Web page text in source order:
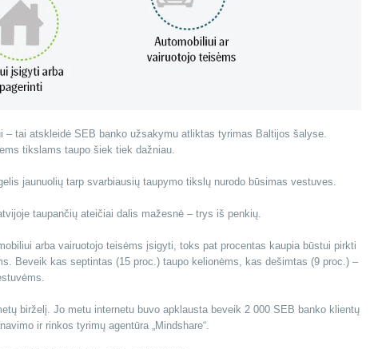
– tai atskleidė SEB banko užsakymu atliktas tyrimas Baltijos šalyse.
tikslams taupo šiek tiek dažniau.
jaunuolių tarp svarbiausių taupymo tikslų nurodo būsimas vestuves.
taupančių ateičiai dalis mažesnė – trys iš penkių.
arba vairuotojo teisėms įsigyti, toks pat procentas kaupia būstui pirkti
Beveik kas septintas (15 proc.) taupo kelionėms, kas dešimtas (9 proc.) –
birželį. Jo metu internetu buvo apklausta beveik 2 000 SEB banko klientų
ir rinkos tyrimų agentūra „Mindshare“.